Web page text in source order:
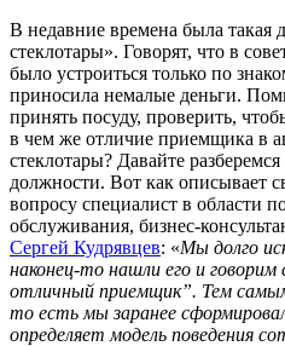
В недавние времена была
стеклотары». Говорят, что в
было устроиться только по
приносила немалые деньги.
принять посуду, проверить,
в чем же отличие приемщика в
стеклотары? Давайте
должности. Вот как описывает
вопросу специалист в области
обслуживания, бизнес-
Сергей Кудрявцев: «Мы долго
наконец-то нашли его и говорим
отличный приемщик”. Тем
то есть мы заранее
определяет модель поведения